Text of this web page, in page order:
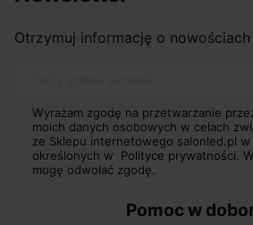
Otrzymuj informację o
Wyrażam zgodę na przetwarzanie
moich danych osobowych w celach
ze Sklepu internetowego salonled.pl w
określonych w Polityce prywatności.
mogę odwołać zgodę.
Pomoc w